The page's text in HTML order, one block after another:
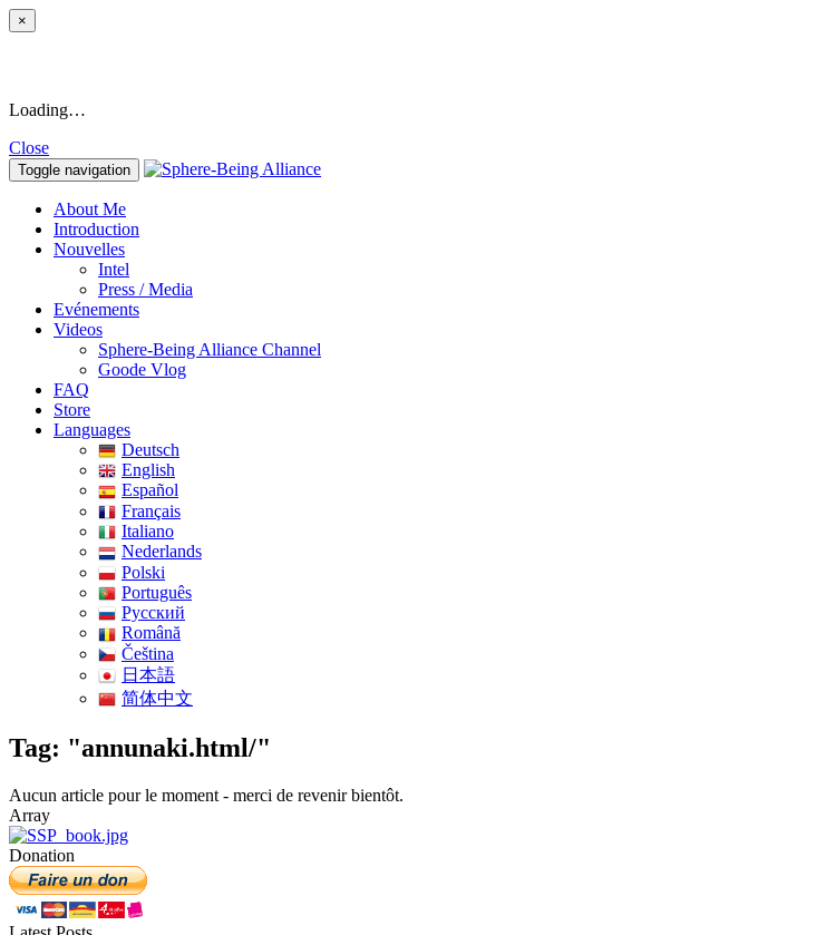
×
Loading…
Close
Toggle navigation
About Me
Introduction
Nouvelles
Intel
Press / Media
Evénements
Videos
Sphere-Being Alliance Channel
Goode Vlog
FAQ
Store
Languages
Deutsch
English
Español
Français
Italiano
Nederlands
Polski
Português
Pусский
Română
Čeština
日本語
简体中文
Tag: "annunaki.html/"
Aucun article pour le moment - merci de revenir bientôt.
Array
Donation